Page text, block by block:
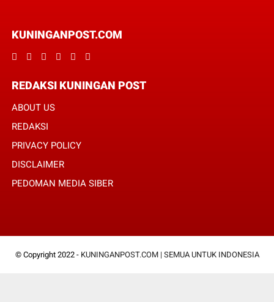
KUNINGANPOST.COM
REDAKSI KUNINGAN POST
ABOUT US
REDAKSI
PRIVACY POLICY
DISCLAIMER
PEDOMAN MEDIA SIBER
© Copyright 2022 - KUNINGANPOST.COM | SEMUA UNTUK INDONESIA